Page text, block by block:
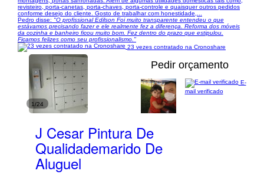
revisteiro, porta-canetas, porta-chaves, porta-controle e quaisquer outros pedidos
conforme desejo do cliente. Gosto de trabalhar com honestidade,...
Pedro disse: "O profissional Edilson Foi muito transparente entendeu o que
estávamos precisando fazer e ele realmente fez a diferença. Reforma dos móveis
da cozinha e banheiro ficou muito bom. Fez dentro do prazo que estipulou.
Ficamos felizes como seu profissionalismo."
23 vezes contratado na Cronoshare
1/24
Pedir orçamento
J Cesar Pintura De
Qualidademarido De
Aluguel
E-
mail verificado